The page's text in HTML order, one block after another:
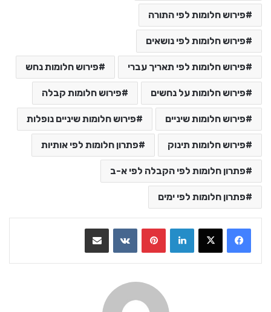
פירוש חלומות לפי התורה
פירוש חלומות לפי נושאים
פירוש חלומות לפי תאריך עברי פירוש חלומות נחש
פירוש חלומות על נחשים פירוש חלומות קבלה
פירוש חלומות שיניים פירוש חלומות שיניים נופלות
פירוש חלומות תינוק פתרון חלומות לפי אותיות
פתרון חלומות לפי הקבלה לפי א-ב
פתרון חלומות לפי ימים
LinkedIn
VKontakte